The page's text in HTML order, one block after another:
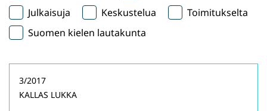
Julkaisuja
Keskustelua
Toimitukselta
Suomen kielen lautakunta
3/2017
KALLAS LUKKA